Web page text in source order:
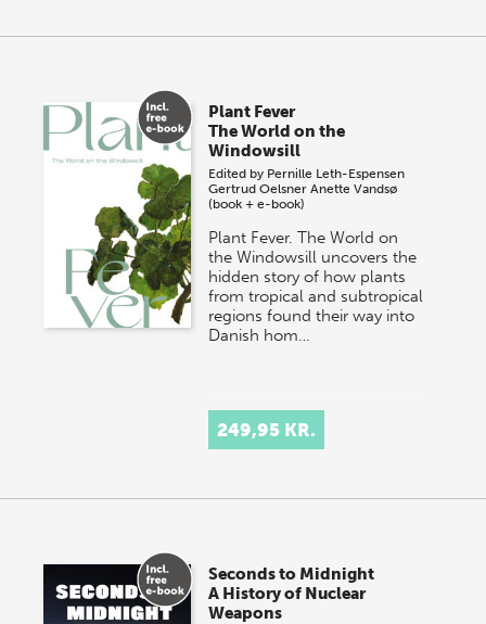
Plant Fever
The World on the
Windowsill
Edited by Pernille Leth-Espensen
Gertrud Oelsner Anette Vandsø
(book + e-book)
Plant Fever. The World on
the Windowsill uncovers the
hidden story of how plants
from tropical and subtropical
regions found their way into
Danish hom…
249,95 KR.
Seconds to Midnight
A History of Nuclear
Weapons